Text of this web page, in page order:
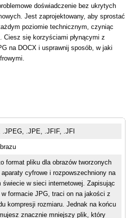
doświadczenie bez ukrytych
Jest zaprojektowany, aby sprostać
poziomie technicznym, czyniąc
się korzyściami płynącymi z
na DOCX i usprawnij sposób, w jaki
.JPEG, .JPE, .JFIF, .JFI
format pliku dla obrazów tworzonych
cyfrowe i rozpowszechniony na
świecie w sieci internetowej. Zapisując
w formacie JPG, traci on na jakości z
kompresji rozmiaru. Jednak na końcu
znacznie mniejszy plik, który